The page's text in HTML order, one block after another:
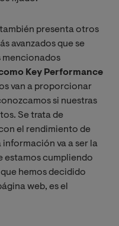
también presenta otros
avanzados que se
mencionados
Key Performance
van a proporcionar
si nuestras
Se trata de
el rendimiento de
va a ser la
estamos cumpliendo
hemos decidido
web, es el